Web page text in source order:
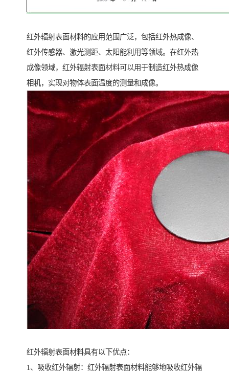
红外辐射表面材料的应用范围广泛，包括红外热成像、
红外传感器、激光测距、太阳能利用等领域。在红外热
成像领域，红外辐射表面材料可以用于制造红外热成像
相机，实现对物体表面温度的测量和成像。
红外辐射表面材料具有以下优点：
1、吸收红外辐射：红外辐射表面材料能够地吸收红外辐